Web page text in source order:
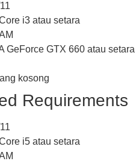
i3 atau setara
GeForce GTX 660 atau setara
kosong
Requirements
i5 atau setara